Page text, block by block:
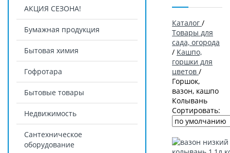
АКЦИЯ СЕЗОНА!
Бумажная продукция
Бытовая химия
Гофротара
Бытовые товары
Недвижимость
Сантехническое
оборудование
Каталог /
Товары для
сада, огорода
/ Кашпо,
горшки для
цветов /
Горшок,
вазон, кашпо
Колывань
Сортировать: